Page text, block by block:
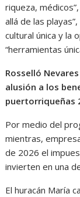
riqueza,
allá de las
cultural única y la
“herramientas
Rosselló
alusión a los
puertorriqueñas
Por medio del
mientras,
de 2026 el
invierten en una
El huracán María